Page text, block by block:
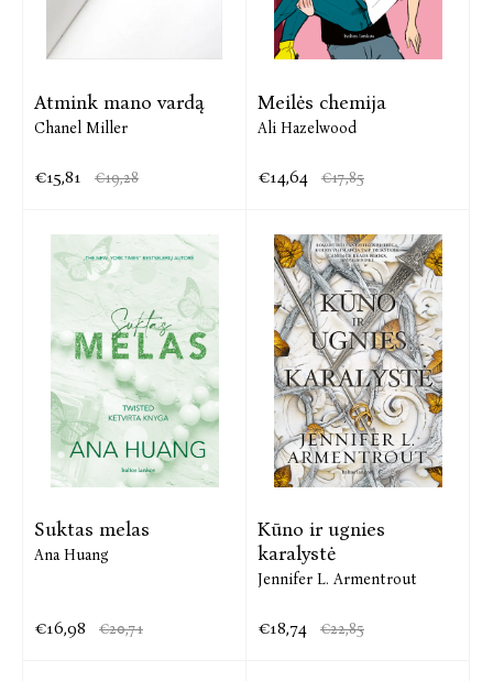
Atmink mano vardą
Chanel Miller
€15,81 €19,28
Meilės chemija
Ali Hazelwood
€14,64 €17,85
Suktas melas
Ana Huang
€16,98 €20,71
Kūno ir ugnies
karalystė
Jennifer L. Armentrout
€18,74 €22,85